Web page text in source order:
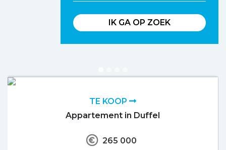
IK GA OP ZOEK
TE KOOP
Appartement in Duffel
265 000